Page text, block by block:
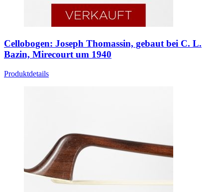
Cellobogen: Joseph Thomassin, gebaut bei C. L.
Bazin, Mirecourt um 1940
Produktdetails